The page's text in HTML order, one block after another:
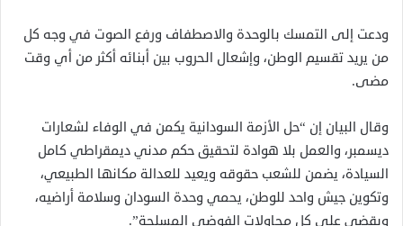
ودعت إلى التمسك بالوحدة والاصطفاف ورفع الصوت في وجه كل
من يريد تقسيم الوطن، وإشعال الحروب بين أبنائه أكثر من أي وقت
مضى.
وقال البيان إن “حل الأزمة السودانية يكمن في الوفاء لشعارات
ديسمبر، والعمل بلا هوادة لتحقيق حكم مدني ديمقراطي كامل
السيادة، يضمن للشعب حقوقه ويعيد للعدالة مكانها الطبيعي،
وتكوين جيش واحد للوطن، يحمي وحدة السودان وسلامة أراضيه،
ويقضي على كل محاولات الفوضى المسلحة”.